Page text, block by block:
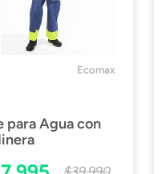
Ecomax
para Agua con